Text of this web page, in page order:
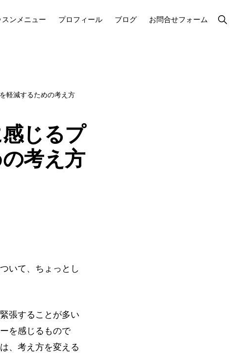
スンメニュー プロフィール ブログ お問合せフォーム Show
Search
軽減するための考え方
じるプ
考え方
いて、ちょっとし
張することが多い
を感じるもので
、考え方を変える